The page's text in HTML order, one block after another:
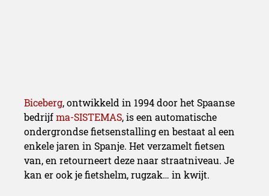
Biceberg, ontwikkeld in 1994 door het Spaanse
bedrijfma-SISTEMAS, is een automatische
ondergrondse fietsenstalling en bestaat al een
enkele jaren in Spanje. Het verzamelt fietsen
van, en retourneert deze naar straatniveau. Je
kan er ook je fietshelm, rugzak… in kwijt.